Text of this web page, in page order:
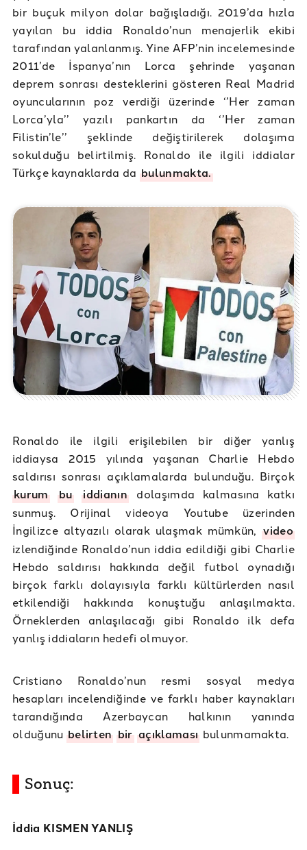
bir buçuk milyon dolar bağışladığı. 2019’da hızla
yayılan bu iddia Ronaldo’nun menajerlik ekibi
tarafından yalanlanmış. Yine AFP’nin incelemesinde
2011’de İspanya’nın Lorca şehrinde yaşanan
deprem sonrası desteklerini gösteren Real Madrid
oyuncularının poz verdiği üzerinde ‘’Her zaman
Lorca’yla’’ yazılı pankartın da ‘’Her zaman
Filistin’le’’ şeklinde değiştirilerek dolaşıma
sokulduğu belirtilmiş. Ronaldo ile ilgili iddialar
Türkçe kaynaklarda dabulunmakta.
Ronaldo ile ilgili erişilebilen bir diğer yanlış
iddiaysa 2015 yılında yaşanan Charlie Hebdo
saldırısı sonrası açıklamalarda bulunduğu. Birçok
kurum bu iddianındolaşımda kalmasına katkı
sunmuş. Orijinal videoya Youtube üzerinden
İngilizce altyazılı olarak ulaşmak mümkün,video
izlendiğinde Ronaldo’nun iddia edildiği gibi Charlie
Hebdo saldırısı hakkında değil futbol oynadığı
birçok farklı dolayısıyla farklı kültürlerden nasıl
etkilendiği hakkında konuştuğu anlaşılmakta.
Örneklerden anlaşılacağı gibi Ronaldo ilk defa
yanlış iddiaların hedefi olmuyor.
Cristiano Ronaldo’nun resmi sosyal medya
hesapları incelendiğinde ve farklı haber kaynakları
tarandığında Azerbaycan halkının yanında
olduğunu belirten bir açıklaması bulunmamakta.
Sonuç:
İddia KISMEN YANLIŞ